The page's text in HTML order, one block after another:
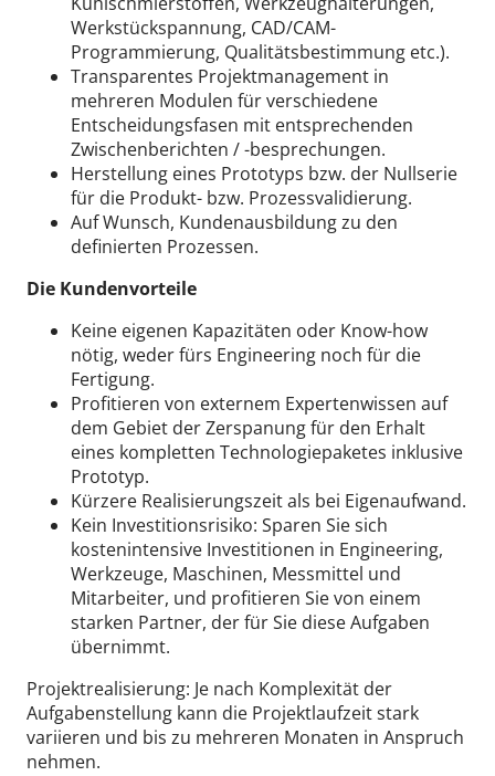
Werkstückspannung, CAD/CAM-
Programmierung, Qualitätsbestimmung etc.).
Transparentes Projektmanagement in
mehreren Modulen für verschiedene
Entscheidungsfasen mit entsprechenden
Zwischenberichten / -besprechungen.
Herstellung eines Prototyps bzw. der Nullserie
für die Produkt- bzw. Prozessvalidierung.
Auf Wunsch, Kundenausbildung zu den
definierten Prozessen.
Die Kundenvorteile
Keine eigenen Kapazitäten oder Know-how
nötig, weder fürs Engineering noch für die
Fertigung.
Profitieren von externem Expertenwissen auf
dem Gebiet der Zerspanung für den Erhalt
eines kompletten Technologiepaketes inklusive
Prototyp.
Kürzere Realisierungszeit als bei Eigenaufwand.
Kein Investitionsrisiko: Sparen Sie sich
kostenintensive Investitionen in Engineering,
Werkzeuge, Maschinen, Messmittel und
Mitarbeiter, und profitieren Sie von einem
starken Partner, der für Sie diese Aufgaben
übernimmt.
Projektrealisierung: Je nach Komplexität der
Aufgabenstellung kann die Projektlaufzeit stark
variieren und bis zu mehreren Monaten in Anspruch
nehmen.